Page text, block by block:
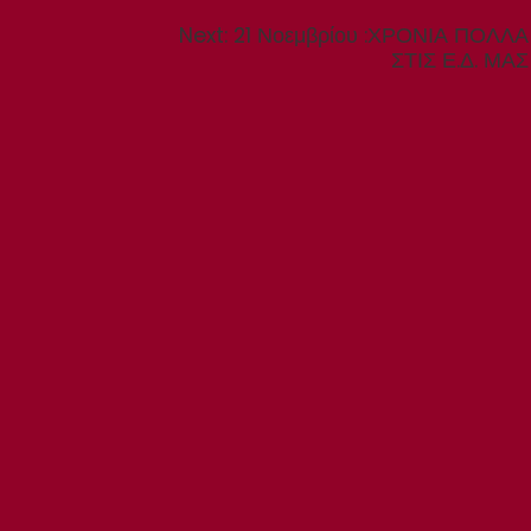
Next: Next
21 Νοεμβρίου :ΧΡΟΝΙΑ ΠΟΛΛΑ
ΣΤΙΣ Ε.Δ. ΜΑΣ